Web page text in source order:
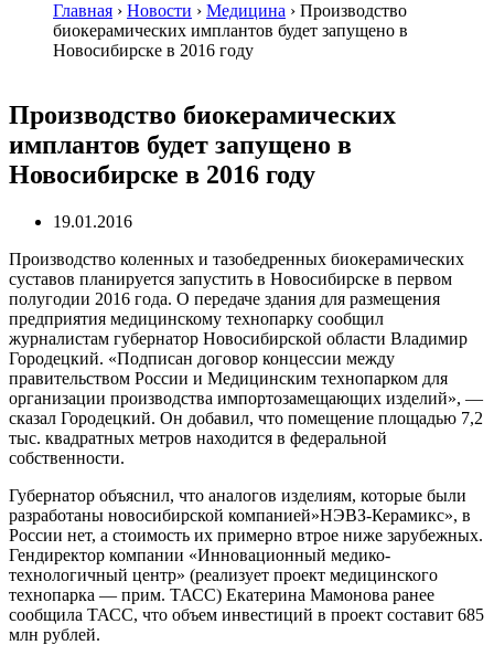
Главная › Новости › Медицина › Производство
биокерамических имплантов будет запущено в
Новосибирске в 2016 году
Производство биокерамических
имплантов будет запущено в
Новосибирске в 2016 году
19.01.2016
Производство коленных и тазобедренных биокерамических
суставов планируется запустить в Новосибирске в первом
полугодии 2016 года. О передаче здания для размещения
предприятия медицинскому технопарку сообщил
журналистам губернатор Новосибирской области Владимир
Городецкий. «Подписан договор концессии между
правительством России и Медицинским технопарком для
организации производства импортозамещающих изделий», —
сказал Городецкий. Он добавил, что помещение площадью 7,2
тыс. квадратных метров находится в федеральной
собственности.
Губернатор объяснил, что аналогов изделиям, которые были
разработаны новосибирской компанией»НЭВЗ-Керамикс», в
России нет, а стоимость их примерно втрое ниже зарубежных.
Гендиректор компании «Инновационный медико-
технологичный центр» (реализует проект медицинского
технопарка — прим. ТАСС) Екатерина Мамонова ранее
сообщила ТАСС, что объем инвестиций в проект составит 685
млн рублей.